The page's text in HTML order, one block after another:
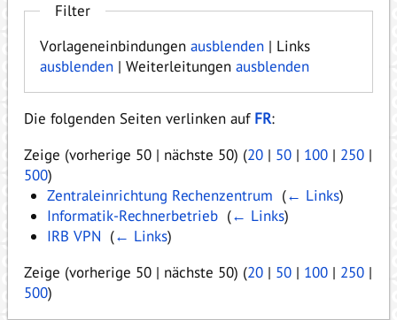
Filter
Vorlageneinbindungenausblenden | Links
ausblenden | Weiterleitungenausblenden
Die folgenden Seiten verlinken auf FR:
Zeige (vorherige 50 | nächste 50) (20 | 50 | 100 | 250 |
500)
Zentraleinrichtung Rechenzentrum (← Links)
Informatik-Rechnerbetrieb‎ (← Links)
IRB VPN (← Links)
Zeige (vorherige 50 | nächste 50) (20 | 50 | 100 | 250 |
500)